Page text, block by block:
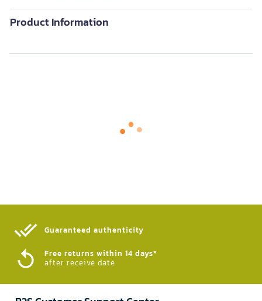
Product Information
Guaranteed authenticity​
Free returns within 14 days*
after receive date